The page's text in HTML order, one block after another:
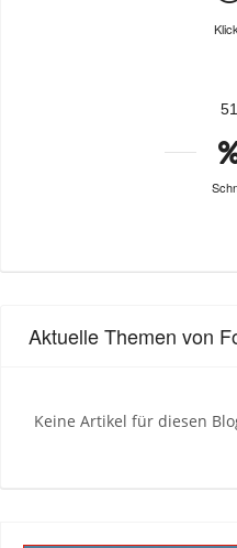
51
Aktuelle Themen von
Keine Artikel für diesen